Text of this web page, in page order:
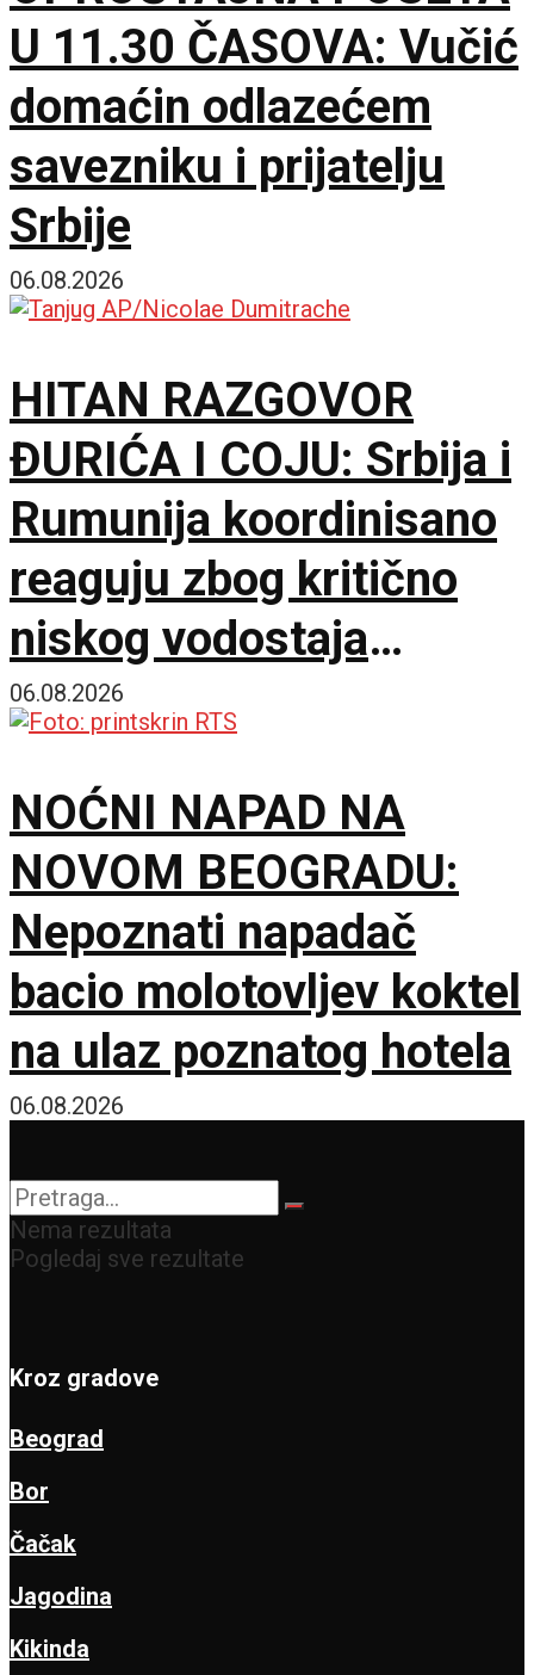
U 11.30 ČASOVA: Vučić
domaćin odlazećem
savezniku i prijatelju
Srbije
06.08.2026
HITAN RAZGOVOR
ĐURIĆA I COJU: Srbija i
Rumunija koordinisano
reaguju zbog kritično
niskog vodostaja
Dunava
06.08.2026
NOĆNI NAPAD NA
NOVOM BEOGRADU:
Nepoznati napadač
bacio molotovljev koktel
na ulaz poznatog hotela
06.08.2026
Nema rezultata
Pogledaj sve rezultate
Kroz gradove
Beograd
Bor
Čačak
Jagodina
Kikinda